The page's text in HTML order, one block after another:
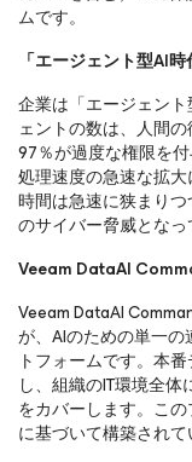
ムです。
「エージェント型AI
企業は「エージェン
ェントの数は、人間
97％が過度な権限を
処理速度の急速な拡
時間は急速に狭まり
のサイバー脅威となっ
Veeam DataAI
Veeam DataAI
が、AIのための単一
トフォームです。本
し、組織のIT環境全
をカバーします。こ
に基づいて構築されて